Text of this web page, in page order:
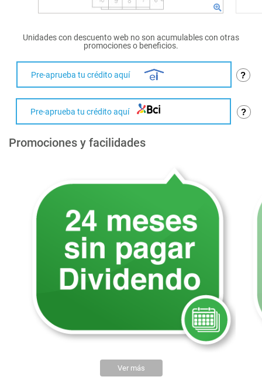
Unidades con descuento web no son acumulables con otras
promociones o beneficios.
Pre-aprueba tu crédito aquí ?
Pre-aprueba tu crédito aquí ?
Promociones y facilidades
Ver más